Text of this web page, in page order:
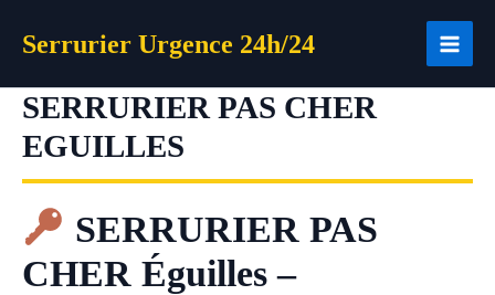
Serrurier Urgence 24h/24
SERRURIER PAS CHER
EGUILLES
SERRURIER PAS
CHER Éguilles –